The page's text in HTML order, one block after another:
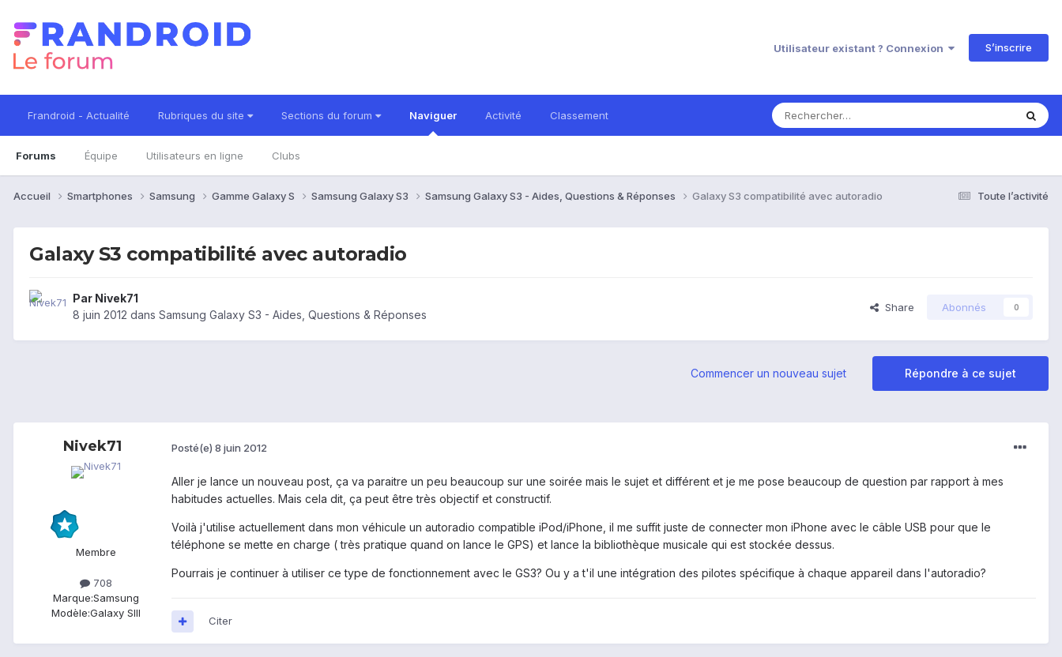
Utilisateur existant ? Connexion S’inscrire
Frandroid - Actualité Rubriques du site Sections du forum Naviguer
Forums Équipe Utilisateurs en ligne Clubs
Activité Classement
Toute l’activité
Accueil Smartphones Samsung Gamme Galaxy S Samsung Galaxy S3 Samsung Galaxy S3 - Aides, Questions & Réponses Galaxy S3 compatibilité avec autoradio
Galaxy S3 compatibilité avec autoradio
Par Nivek71
8 juin 2012 dans Samsung Galaxy S3 - Aides, Questions & Réponses
Share Abonnés 0
Répondre à ce sujet
Commencer un nouveau sujet
Nivek71
Membre
708
Marque:Samsung
Modèle:Galaxy SIII
Posté(e) 8 juin 2012
Aller je lance un nouveau post, ça va paraitre un peu beaucoup sur une soirée mais le sujet et différent et je me pose beaucoup de question par rapport à mes
habitudes actuelles. Mais cela dit, ça peut être très objectif et constructif.
Voilà j'utilise actuellement dans mon véhicule un autoradio compatible iPod/iPhone, il me suffit juste de connecter mon iPhone avec le câble USB pour que le
téléphone se mette en charge ( très pratique quand on lance le GPS) et lance la bibliothèque musicale qui est stockée dessus.
Pourrais je continuer à utiliser ce type de fonctionnement avec le GS3? Ou y a t'il une intégration des pilotes spécifique à chaque appareil dans l'autoradio?
Citer